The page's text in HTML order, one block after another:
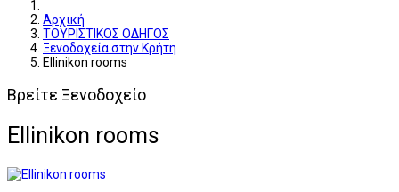
Αρχική
ΤΟΥΡΙΣΤΙΚΟΣ ΟΔΗΓΟΣ
Ξενοδοχεία στην Κρήτη
Ellinikon rooms
Βρείτε Ξενοδοχείο
Ellinikon rooms